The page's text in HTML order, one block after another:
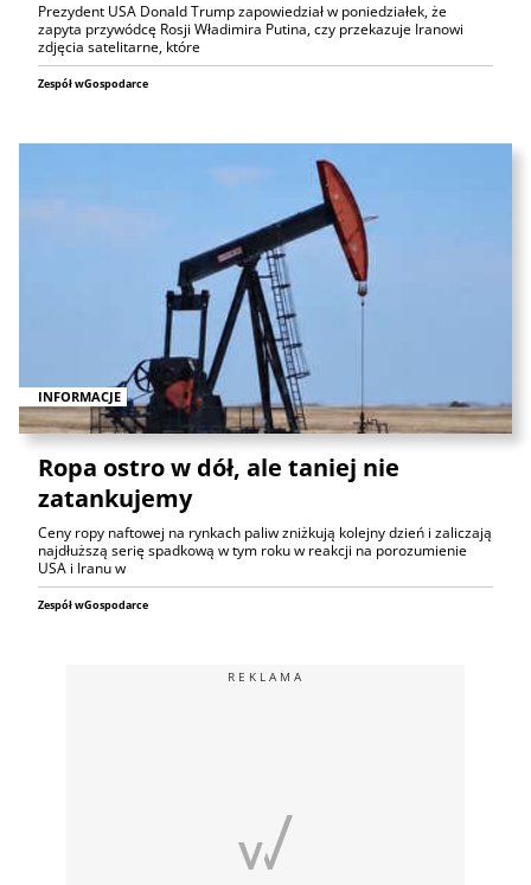
Prezydent USA Donald Trump zapowiedział w poniedziałek, że
zapyta przywódcę Rosji Władimira Putina, czy przekazuje Iranowi
zdjęcia satelitarne, które
Zespół wGospodarce
INFORMACJE
Ropa ostro w dół, ale taniej nie
zatankujemy
Ceny ropy naftowej na rynkach paliw zniżkują kolejny dzień i zaliczają
najdłuższą serię spadkową w tym roku w reakcji na porozumienie
USA i Iranu w
Zespół wGospodarce
REKLAMA